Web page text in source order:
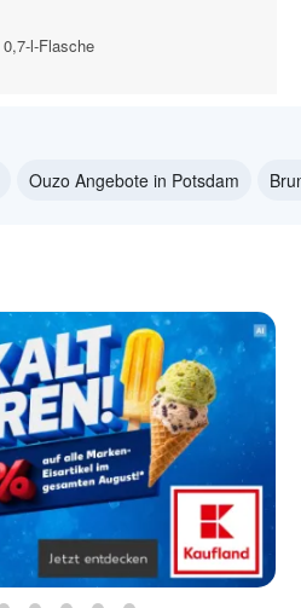
l-Flasche
Ouzo Angebote in Potsdam